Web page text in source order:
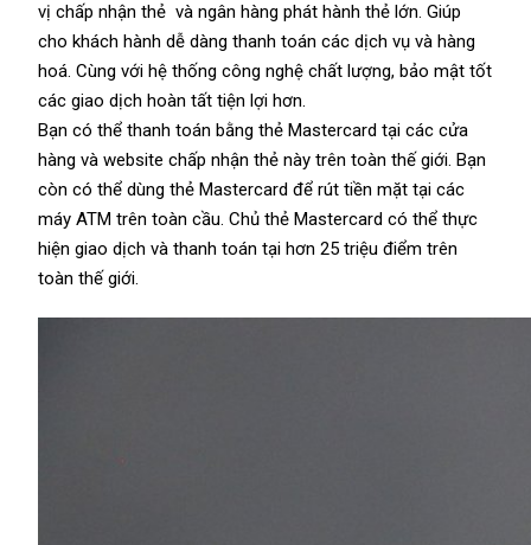
vị chấp nhận thẻ và ngân hàng phát hành thẻ lớn. Giúp
cho khách hành dễ dàng thanh toán các dịch vụ và hàng
hoá. Cùng với hệ thống công nghệ chất lượng, bảo mật tốt
các giao dịch hoàn tất tiện lợi hơn.
Bạn có thể thanh toán bằng thẻ Mastercard tại các cửa
hàng và website chấp nhận thẻ này trên toàn thế giới. Bạn
còn có thể dùng thẻ Mastercard để rút tiền mặt tại các
máy ATM trên toàn cầu. Chủ thẻ Mastercard có thể thực
hiện giao dịch và thanh toán tại hơn 25 triệu điểm trên
toàn thế giới.